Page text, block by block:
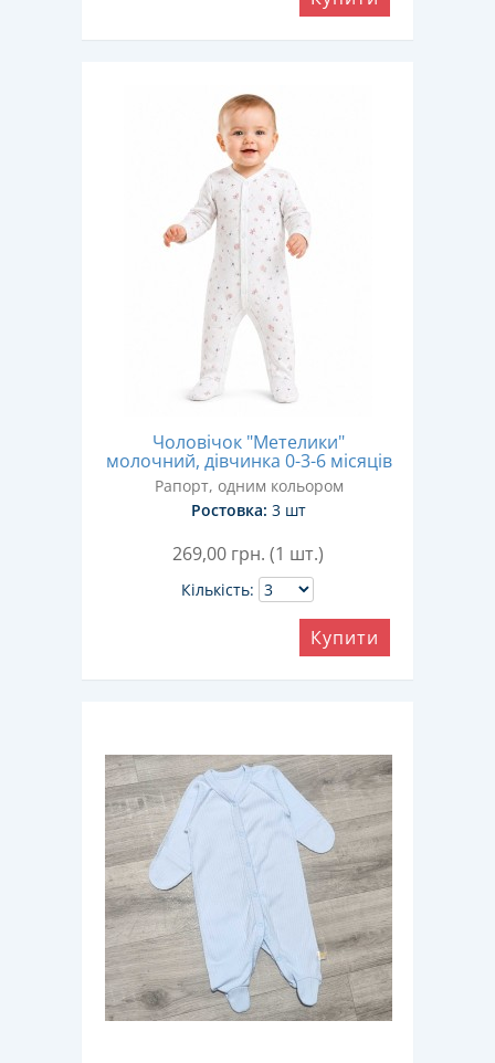
Чоловічок "Метелики"
молочний, дівчинка 0-3-6 місяців
Рапорт, одним кольором
Ростовка: 3 шт
269,00 грн. (1 шт.)
Кількість:
Купити